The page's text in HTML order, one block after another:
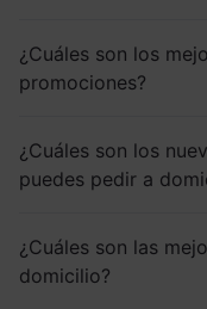
¿Cuáles son los
promociones?
¿Cuáles son los
puedes pedir a
¿Cuáles son las
domicilio?